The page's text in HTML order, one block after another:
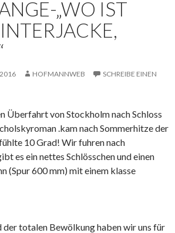
„WO IST
HOFMANNWEB
SCHREIBE EINEN
Überfahrt von Stockholm nach Schloss
.kam nach Sommerhitze der
10 Grad! Wir fuhren nach
es ein nettes Schlösschen und einen
(Spur 600 mm) mit einem klasse
der totalen Bewölkung haben wir uns für